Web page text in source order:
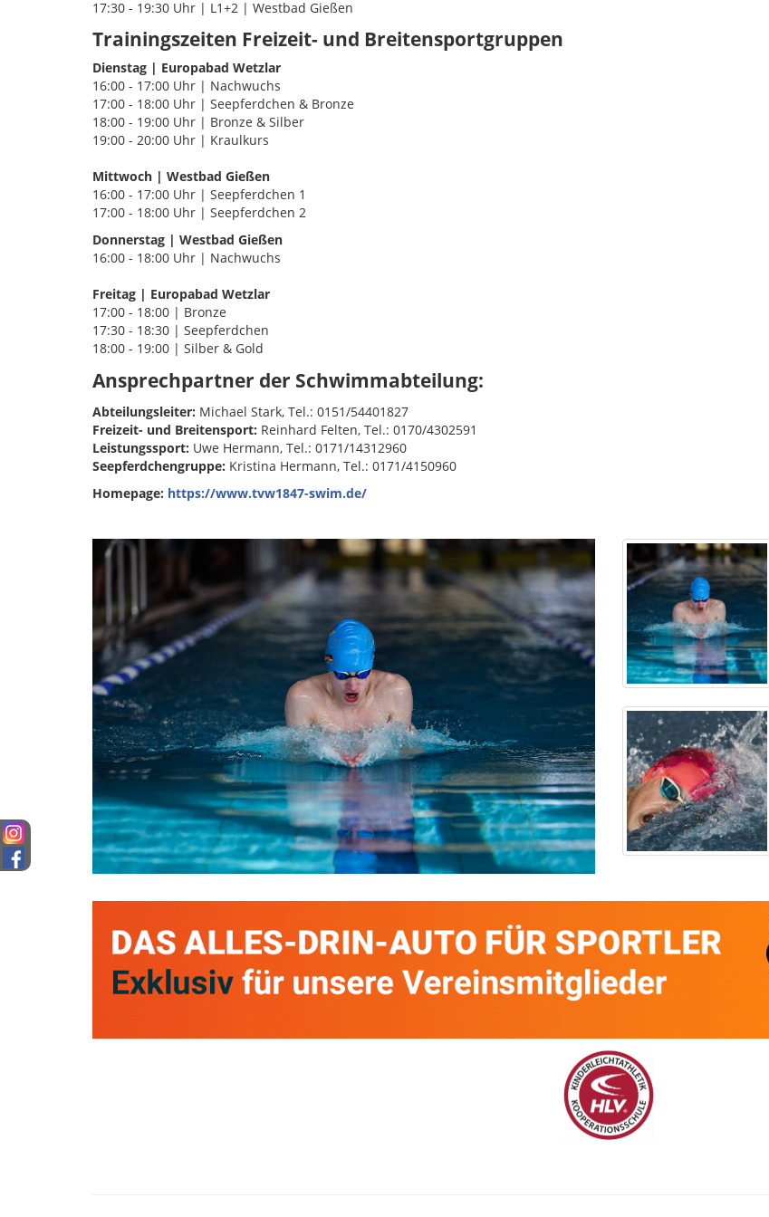
17:30 - 19:30 Uhr | L1+2 | Westbad Gießen
Trainingszeiten Freizeit- und Breitensportgruppen
Dienstag | Europabad Wetzlar
16:00 - 17:00 Uhr | Nachwuchs
17:00 - 18:00 Uhr | Seepferdchen & Bronze
18:00 - 19:00 Uhr | Bronze & Silber
19:00 - 20:00 Uhr | Kraulkurs
Mittwoch | Westbad Gießen
16:00 - 17:00 Uhr | Seepferdchen 1
17:00 - 18:00 Uhr | Seepferdchen 2
Donnerstag | Westbad Gießen
16:00 - 18:00 Uhr | Nachwuchs
Freitag | Europabad Wetzlar
17:00 - 18:00 | Bronze
17:30 - 18:30 | Seepferdchen
18:00 - 19:00 | Silber & Gold
Ansprechpartner der Schwimmabteilung:
Abteilungsleiter: Michael Stark, Tel.: 0151/54401827
Freizeit- und Breitensport: Reinhard Felten, Tel.: 0170/4302591
Leistungssport: Uwe Hermann, Tel.: 0171/14312960
Seepferdchengruppe: Kristina Hermann, Tel.: 0171/4150960
Homepage: https://www.tvw1847-swim.de/